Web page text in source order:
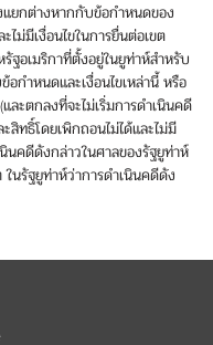
ต่างหากกับข้อกำหนดของ
ม่มีเงื่อนไขในการยื่นต่อเขต
ฐอเมริกาที่ตั้งอยู่ในยูท่าห์สำหรับ
กำหนดและเงื่อนไขเหล่านี้ หรือ
ะตกลงที่จะไม่เริ่มการดำเนินคดี
สิทธิ์โดยเพิกถอนไม่ได้และไม่มี
นคดีดังกล่าวในศาลของรัฐยูท่าห์
ในรัฐยูท่าห์ว่าการดำเนินคดีดัง